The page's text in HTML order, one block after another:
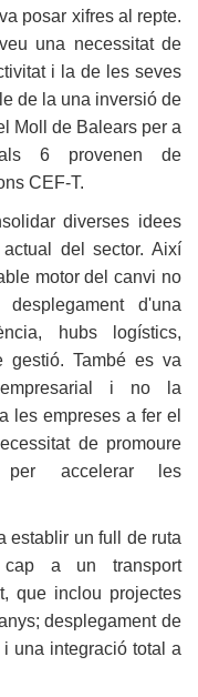
posar xifres al repte.
una necessitat de
i la de les seves
de la una inversió de
Moll de Balears per a
6 provenen de
CEF-T.
diverses idees
del sector. Així
motor del canvi no
d'una
hubs logístics,
gestió. També es va
i no la
les empreses a fer el
de promoure
per accelerar les
establir un full de ruta
a un transport
que inclou projectes
desplegament de
una integració total a